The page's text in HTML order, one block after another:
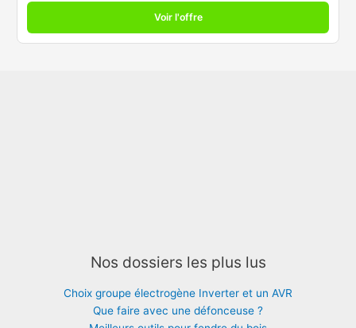
Voir l'offre
Nos dossiers les plus lus
Choix groupe électrogène Inverter et un AVR
Que faire avec une défonceuse ?